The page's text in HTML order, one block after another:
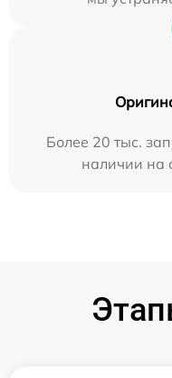
Более 20 тыс.
наличии на